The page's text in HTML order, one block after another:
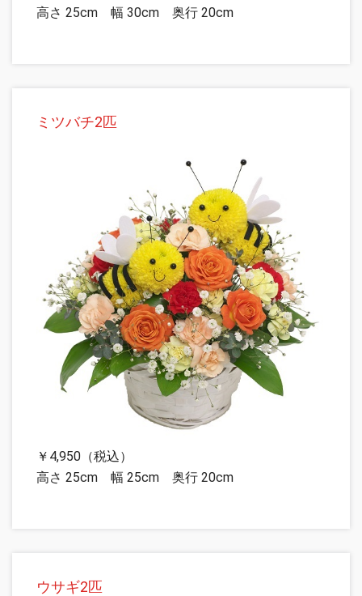
高さ 25cm 幅 30cm 奥行 20cm
ミツバチ2匹
￥4,950（税込）
高さ 25cm 幅 25cm 奥行 20cm
ウサギ2匹